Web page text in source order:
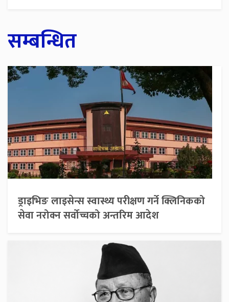
सम्बन्धित
ड्राइभिङ लाइसेन्स स्वास्थ्य परीक्षण गर्ने क्लिनिकको
सेवा नरोक्न सर्वोच्चको अन्तरिम आदेश